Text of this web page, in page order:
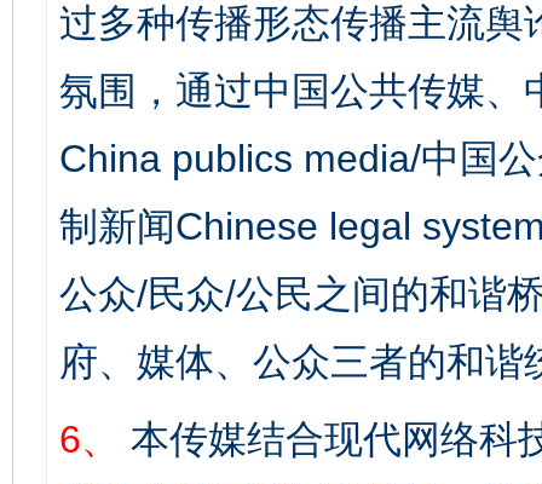
过多种传播形态传播主流
氛围，通过中国公共传媒
China publics media/中国
制新闻Chinese legal
公众/民众/公民之间的和谐
府、媒体、公众三者的和谐
6、
本传媒结合现代网络科